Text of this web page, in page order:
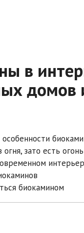
в
домов
зато есть
биокамином